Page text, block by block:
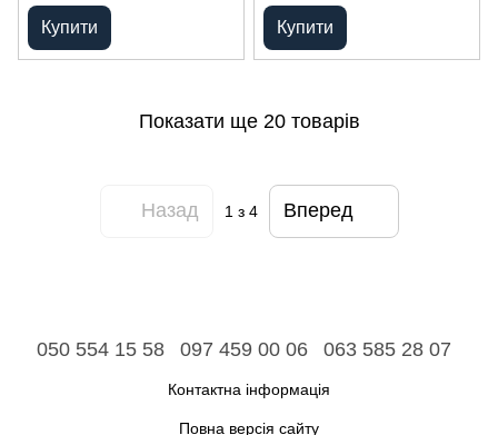
Купити Купити
Показати ще 20 товарів
Назад 1 з 4 Вперед
050 554 15 58 097 459 00 06 063 585 28 07
Контактна інформація
Повна версія сайту